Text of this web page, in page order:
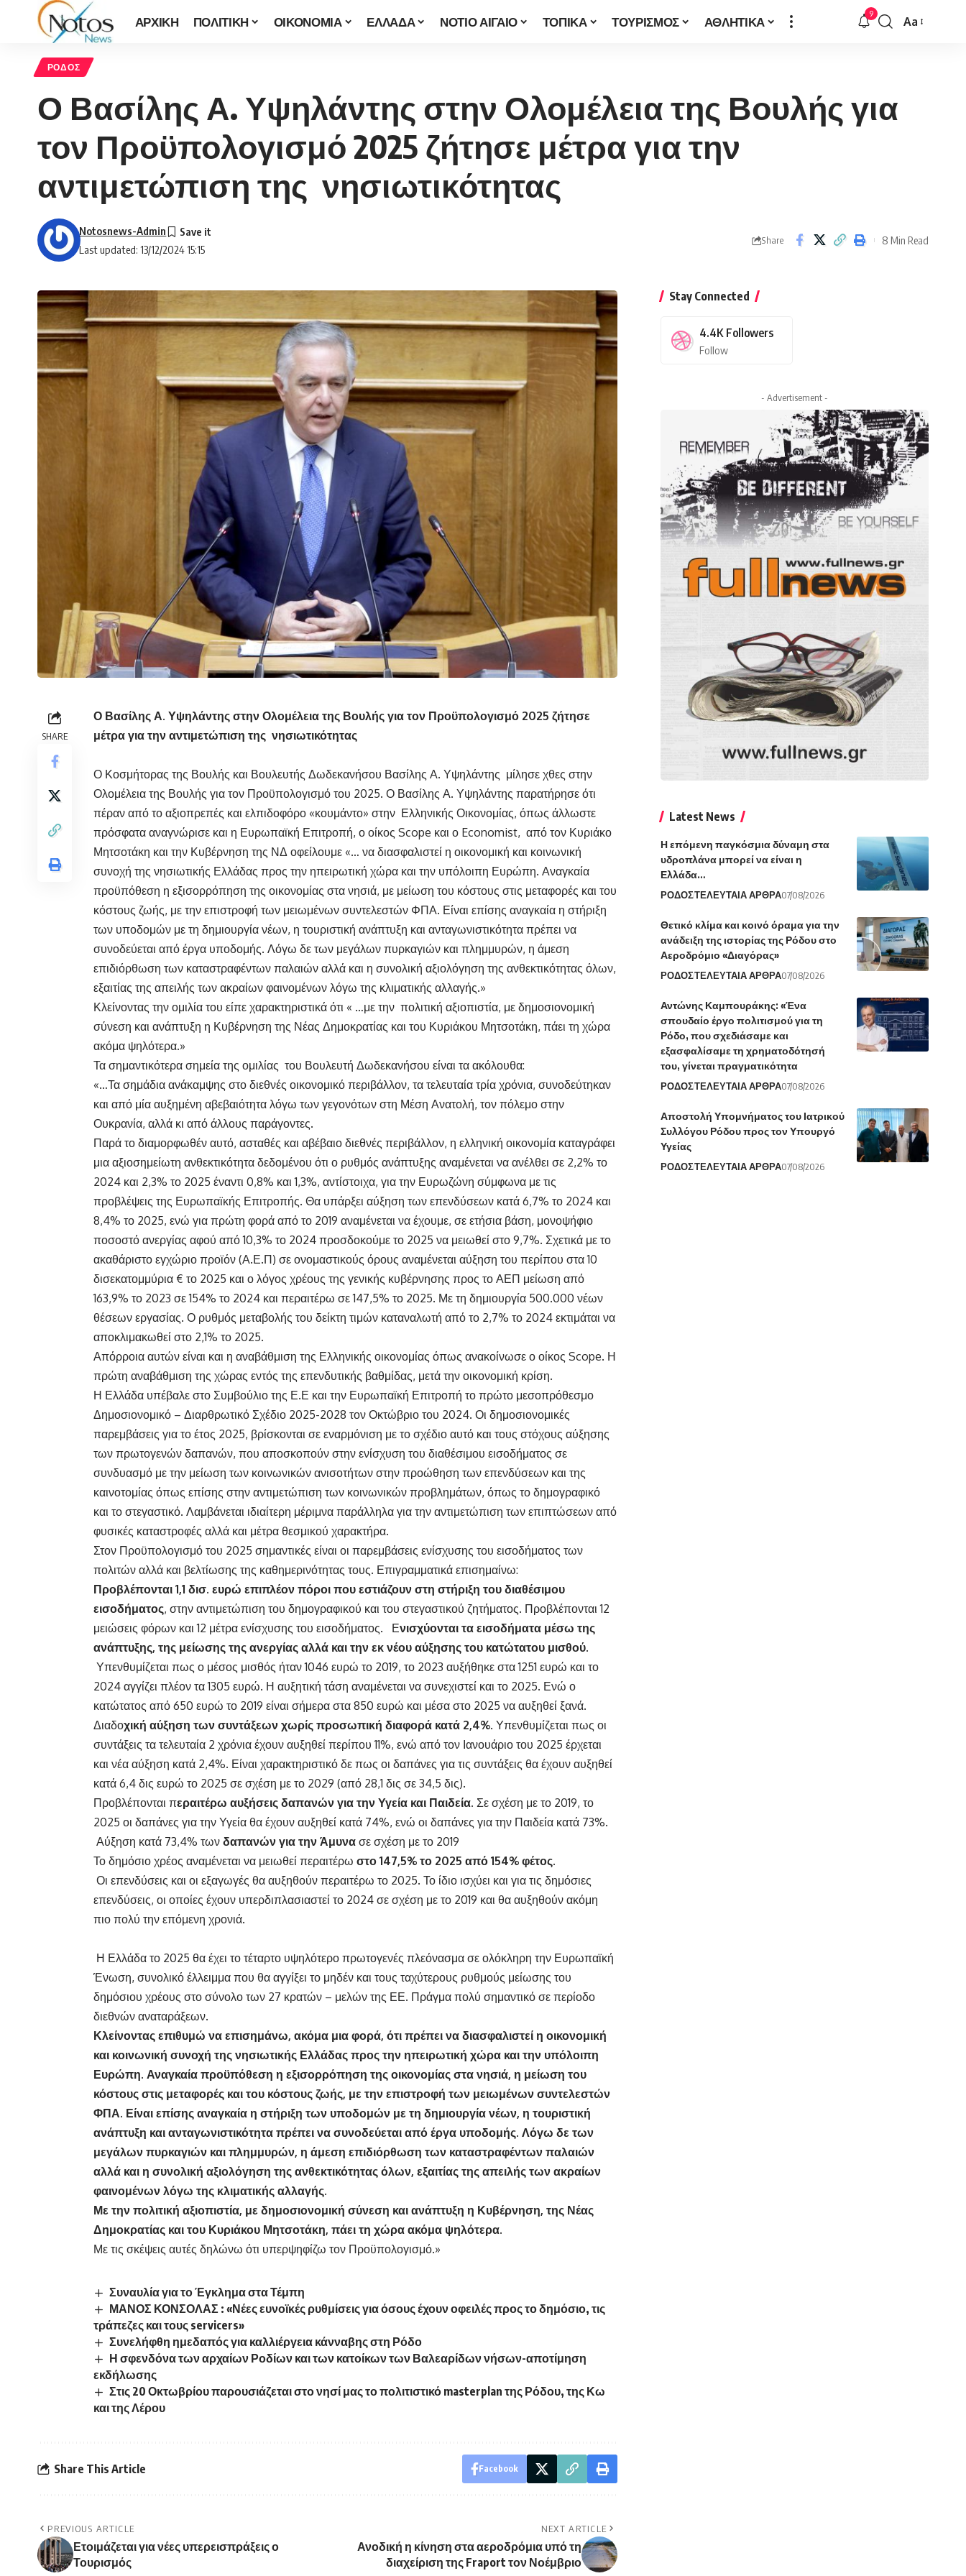
ΑΡΧΙΚΗ ΠΟΛΙΤΙΚΗ ΟΙΚΟΝΟΜΙΑ ΕΛΛΑΔΑ ΝΟΤΙΟ ΑΙΓΑΙΟ ΤΟΠΙΚΑ ΤΟΥΡΙΣΜΟΣ ΑΘΛΗΤΙΚΑ 9
Font
Aa
ΡΟΔΟΣ
Ο Βασίλης Α. Υψηλάντης στην Ολομέλεια της Βουλής για
τον Προϋπολογισμό 2025 ζήτησε μέτρα για την
αντιμετώπιση της νησιωτικότητας
Last updated: 13/12/2024 15:15
Notosnews-Admin
Share 8 Min Read
SHARE
Ο Βασίλης Α. Υψηλάντης στην Ολομέλεια της Βουλής για τον Προϋπολογισμό 2025 ζήτησε
μέτρα για την αντιμετώπιση της νησιωτικότητας
Ο Κοσμήτορας της Βουλής και Βουλευτής Δωδεκανήσου Βασίλης Α. Υψηλάντης μίλησε χθες στην
Ολομέλεια της Βουλής για τον Προϋπολογισμό του 2025. Ο Βασίλης Α. Υψηλάντης παρατήρησε ότι
πέραν από το αξιοπρεπές και ελπιδοφόρο «κουμάντο» στην Ελληνικής Οικονομίας, όπως άλλωστε
πρόσφατα αναγνώρισε και η Ευρωπαϊκή Επιτροπή, ο οίκος Scope και ο Economist, από τον Κυριάκο
Μητσοτάκη και την Κυβέρνηση της ΝΔ οφείλουμε «… να διασφαλιστεί η οικονομική και κοινωνική
συνοχή της νησιωτικής Ελλάδας προς την ηπειρωτική χώρα και την υπόλοιπη Ευρώπη. Αναγκαία
προϋπόθεση η εξισορρόπηση της οικονομίας στα νησιά, με μείωση του κόστους στις μεταφορές και του
κόστους ζωής, με την επιστροφή των μειωμένων συντελεστών ΦΠΑ. Είναι επίσης αναγκαία η στήριξη
των υποδομών με τη δημιουργία νέων, η τουριστική ανάπτυξη και ανταγωνιστικότητα πρέπει να
συνοδεύεται από έργα υποδομής. Λόγω δε των μεγάλων πυρκαγιών και πλημμυρών, η άμεση
επιδιόρθωση των καταστραφέντων παλαιών αλλά και η συνολική αξιολόγηση της ανθεκτικότητας όλων,
εξαιτίας της απειλής των ακραίων φαινομένων λόγω της κλιματικής αλλαγής.»
Κλείνοντας την ομιλία του είπε χαρακτηριστικά ότι « …με την πολιτική αξιοπιστία, με δημοσιονομική
σύνεση και ανάπτυξη η Κυβέρνηση της Νέας Δημοκρατίας και του Κυριάκου Μητσοτάκη, πάει τη χώρα
ακόμα ψηλότερα.»
Τα σημαντικότερα σημεία της ομιλίας του Βουλευτή Δωδεκανήσου είναι τα ακόλουθα:
«…Τα σημάδια ανάκαμψης στο διεθνές οικονομικό περιβάλλον, τα τελευταία τρία χρόνια, συνοδεύτηκαν
και από μία αυξημένη αβεβαιότητα λόγω των γεγονότων στη Μέση Ανατολή, τον πόλεμο στην
Ουκρανία, αλλά κι από άλλους παράγοντες.
Παρά το διαμορφωθέν αυτό, ασταθές και αβέβαιο διεθνές περιβάλλον, η ελληνική οικονομία καταγράφει
μια αξιοσημείωτη ανθεκτικότητα δεδομένου ότι ο ρυθμός ανάπτυξης αναμένεται να ανέλθει σε 2,2% το
2024 και 2,3% το 2025 έναντι 0,8% και 1,3%, αντίστοιχα, για την Ευρωζώνη σύμφωνα με τις
προβλέψεις της Ευρωπαϊκής Επιτροπής. Θα υπάρξει αύξηση των επενδύσεων κατά 6,7% το 2024 και
8,4% το 2025, ενώ για πρώτη φορά από το 2019 αναμένεται να έχουμε, σε ετήσια βάση, μονοψήφιο
ποσοστό ανεργίας αφού από 10,3% το 2024 προσδοκούμε το 2025 να μειωθεί στο 9,7%. Σχετικά με το
ακαθάριστο εγχώριο προϊόν (Α.Ε.Π) σε ονομαστικούς όρους αναμένεται αύξηση του περίπου στα 10
δισεκατομμύρια € το 2025 και ο λόγος χρέους της γενικής κυβέρνησης προς το ΑΕΠ μείωση από
163,9% το 2023 σε 154% το 2024 και περαιτέρω σε 147,5% το 2025. Με τη δημιουργία 500.000 νέων
θέσεων εργασίας. Ο ρυθμός μεταβολής του δείκτη τιμών καταναλωτή από το 2,7% το 2024 εκτιμάται να
αποκλιμακωθεί στο 2,1% το 2025.
Απόρροια αυτών είναι και η αναβάθμιση της Ελληνικής οικονομίας όπως ανακοίνωσε ο οίκος Scope. Η
πρώτη αναβάθμιση της χώρας εντός της επενδυτικής βαθμίδας, μετά την οικονομική κρίση.
Η Ελλάδα υπέβαλε στο Συμβούλιο της Ε.Ε και την Ευρωπαϊκή Επιτροπή το πρώτο μεσοπρόθεσμο
Δημοσιονομικό – Διαρθρωτικό Σχέδιο 2025-2028 τον Οκτώβριο του 2024. Οι δημοσιονομικές
παρεμβάσεις για το έτος 2025, βρίσκονται σε εναρμόνιση με το σχέδιο αυτό και τους στόχους αύξησης
των πρωτογενών δαπανών, που αποσκοπούν στην ενίσχυση του διαθέσιμου εισοδήματος σε
συνδυασμό με την μείωση των κοινωνικών ανισοτήτων στην προώθηση των επενδύσεων και της
καινοτομίας όπως επίσης στην αντιμετώπιση των κοινωνικών προβλημάτων, όπως το δημογραφικό
και το στεγαστικό. Λαμβάνεται ιδιαίτερη μέριμνα παράλληλα για την αντιμετώπιση των επιπτώσεων από
φυσικές καταστροφές αλλά και μέτρα θεσμικού χαρακτήρα.
Στον Προϋπολογισμό του 2025 σημαντικές είναι οι παρεμβάσεις ενίσχυσης του εισοδήματος των
πολιτών αλλά και βελτίωσης της καθημερινότητας τους. Επιγραμματικά επισημαίνω:
Προβλέπονται 1,1 δισ. ευρώ επιπλέον πόροι που εστιάζουν στη στήριξη του διαθέσιμου
εισοδήματος, στην αντιμετώπιση του δημογραφικού και του στεγαστικού ζητήματος. Προβλέπονται 12
μειώσεις φόρων και 12 μέτρα ενίσχυσης του εισοδήματος. Ενισχύονται τα εισοδήματα μέσω της
ανάπτυξης, της μείωσης της ανεργίας αλλά και την εκ νέου αύξησης του κατώτατου μισθού.
Υπενθυμίζεται πως ο μέσος μισθός ήταν 1046 ευρώ το 2019, το 2023 αυξήθηκε στα 1251 ευρώ και το
2024 αγγίζει πλέον τα 1305 ευρώ. Η αυξητική τάση αναμένεται να συνεχιστεί και το 2025. Ενώ ο
κατώτατος από 650 ευρώ το 2019 είναι σήμερα στα 850 ευρώ και μέσα στο 2025 να αυξηθεί ξανά.
Διαδοχική αύξηση των συντάξεων χωρίς προσωπική διαφορά κατά 2,4%. Υπενθυμίζεται πως οι
συντάξεις τα τελευταία 2 χρόνια έχουν αυξηθεί περίπου 11%, ενώ από τον Ιανουάριο του 2025 έρχεται
και νέα αύξηση κατά 2,4%. Είναι χαρακτηριστικό δε πως οι δαπάνες για τις συντάξεις θα έχουν αυξηθεί
κατά 6,4 δις ευρώ το 2025 σε σχέση με το 2029 (από 28,1 δις σε 34,5 δις).
Προβλέπονται περαιτέρω αυξήσεις δαπανών για την Υγεία και Παιδεία. Σε σχέση με το 2019, το
2025 οι δαπάνες για την Υγεία θα έχουν αυξηθεί κατά 74%, ενώ οι δαπάνες για την Παιδεία κατά 73%.
Αύξηση κατά 73,4% των δαπανών για την Άμυνα σε σχέση με το 2019
Το δημόσιο χρέος αναμένεται να μειωθεί περαιτέρω στο 147,5% το 2025 από 154% φέτος.
Οι επενδύσεις και οι εξαγωγές θα αυξηθούν περαιτέρω το 2025. Το ίδιο ισχύει και για τις δημόσιες
επενδύσεις, οι οποίες έχουν υπερδιπλασιαστεί το 2024 σε σχέση με το 2019 και θα αυξηθούν ακόμη
πιο πολύ την επόμενη χρονιά.
Η Ελλάδα το 2025 θα έχει το τέταρτο υψηλότερο πρωτογενές πλεόνασμα σε ολόκληρη την Ευρωπαϊκή
Ένωση, συνολικό έλλειμμα που θα αγγίξει το μηδέν και τους ταχύτερους ρυθμούς μείωσης του
δημόσιου χρέους στο σύνολο των 27 κρατών – μελών της ΕΕ. Πράγμα πολύ σημαντικό σε περίοδο
διεθνών αναταράξεων.
Κλείνοντας επιθυμώ να επισημάνω, ακόμα μια φορά, ότι πρέπει να διασφαλιστεί η οικονομική
και κοινωνική συνοχή της νησιωτικής Ελλάδας προς την ηπειρωτική χώρα και την υπόλοιπη
Ευρώπη. Αναγκαία προϋπόθεση η εξισορρόπηση της οικονομίας στα νησιά, η μείωση του
κόστους στις μεταφορές και του κόστους ζωής, με την επιστροφή των μειωμένων συντελεστών
ΦΠΑ. Είναι επίσης αναγκαία η στήριξη των υποδομών με τη δημιουργία νέων, η τουριστική
ανάπτυξη και ανταγωνιστικότητα πρέπει να συνοδεύεται από έργα υποδομής. Λόγω δε των
μεγάλων πυρκαγιών και πλημμυρών, η άμεση επιδιόρθωση των καταστραφέντων παλαιών
αλλά και η συνολική αξιολόγηση της ανθεκτικότητας όλων, εξαιτίας της απειλής των ακραίων
φαινομένων λόγω της κλιματικής αλλαγής.
Με την πολιτική αξιοπιστία, με δημοσιονομική σύνεση και ανάπτυξη η Κυβέρνηση, της Νέας
Δημοκρατίας και του Κυριάκου Μητσοτάκη, πάει τη χώρα ακόμα ψηλότερα.
Με τις σκέψεις αυτές δηλώνω ότι υπερψηφίζω τον Προϋπολογισμό.»
Συναυλία για το Έγκλημα στα Τέμπη
ΜΑΝΟΣ ΚΟΝΣΟΛΑΣ : «Νέες ευνοϊκές ρυθμίσεις για όσους έχουν οφειλές προς το δημόσιο, τις
τράπεζες και τους servicers»
Συνελήφθη ημεδαπός για καλλιέργεια κάνναβης στη Ρόδο
Η σφενδόνα των αρχαίων Ροδίων και των κατοίκων των Βαλεαρίδων νήσων-αποτίμηση
εκδήλωσης
Στις 20 Οκτωβρίου παρουσιάζεται στο νησί μας το πολιτιστικό masterplan της Ρόδου, της Κω
και της Λέρου
Share This Article Facebook
PREVIOUS ARTICLE
Ετοιμάζεται για νέες υπερεισπράξεις ο
Τουρισμός
NEXT ARTICLE
Ανοδική η κίνηση στα αεροδρόμια υπό τη
διαχείριση της Fraport τον Νοέμβριο
Stay Connected
4.4K Followers
Follow
- Advertisement -
Latest News
Η επόμενη παγκόσμια δύναμη στα
υδροπλάνα μπορεί να είναι η
Ελλάδα…
ΡΟΔΟΣΤΕΛΕΥΤΑΙΑ ΑΡΘΡΑ07/08/2026
Θετικό κλίμα και κοινό όραμα για την
ανάδειξη της ιστορίας της Ρόδου στο
Αεροδρόμιο «Διαγόρας»
ΡΟΔΟΣΤΕΛΕΥΤΑΙΑ ΑΡΘΡΑ07/08/2026
Αντώνης Καμπουράκης: «Ένα
σπουδαίο έργο πολιτισμού για τη
Ρόδο, που σχεδιάσαμε και
εξασφαλίσαμε τη χρηματοδότησή
του, γίνεται πραγματικότητα
ΡΟΔΟΣΤΕΛΕΥΤΑΙΑ ΑΡΘΡΑ07/08/2026
Αποστολή Υπομνήματος του Ιατρικού
Συλλόγου Ρόδου προς τον Υπουργό
Υγείας
ΡΟΔΟΣΤΕΛΕΥΤΑΙΑ ΑΡΘΡΑ07/08/2026